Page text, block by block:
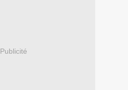
Publicité